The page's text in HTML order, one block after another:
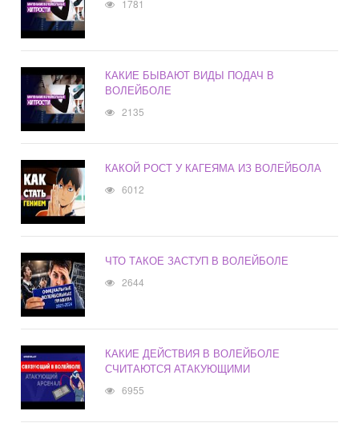
1781
КАКИЕ БЫВАЮТ ВИДЫ ПОДАЧ В
ВОЛЕЙБОЛЕ
2135
КАКОЙ РОСТ У КАГЕЯМА ИЗ ВОЛЕЙБОЛА
6012
ЧТО ТАКОЕ ЗАСТУП В ВОЛЕЙБОЛЕ
2644
КАКИЕ ДЕЙСТВИЯ В ВОЛЕЙБОЛЕ
СЧИТАЮТСЯ АТАКУЮЩИМИ
6955